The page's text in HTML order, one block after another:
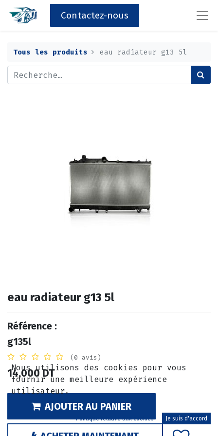
Contactez-nous
Tous les produits eau radiateur g13 5l
eau radiateur g13 5l
Référence :
g135l
(0 avis)
14,000DT
AJOUTER AU PANIER
Nous utilisons des cookies pour vous
fournir une meilleure expérience
utilisateur.
Politique relative aux cookies Je suis d'accord